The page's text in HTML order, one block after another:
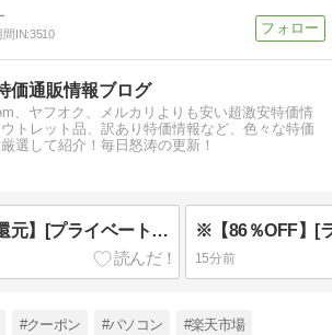
間IN:3510
価通販情報ブログ
、ヤフオク、メルカリよりも安い超激安特価情
トレット品、訳あり特価情報など、色々な特価
選して紹介！毎日怒涛の更新！
※【ポイント69％還元】[プライベートレーベル] トートバッグ 子育てバッグ パパママ兼用 キーフック付 No.11161 アイボリー 小 実質1554円！
15分前
#クーポン #パソコン #楽天市場